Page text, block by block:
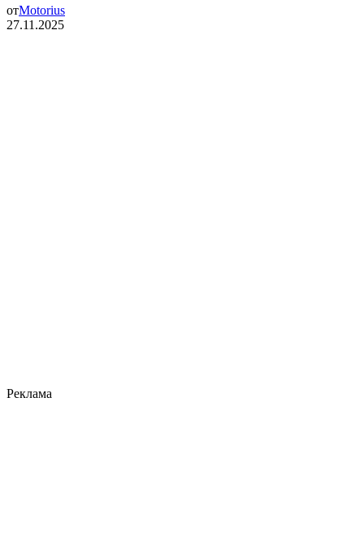
отMotorius
27.11.2025
Реклама